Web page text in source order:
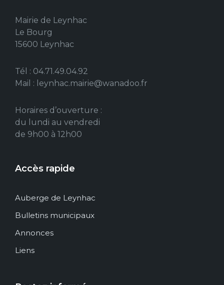
Mairie de Leynhac
Le Bourg
15600 Leynhac
Tél : 04.71.49.04.92
Mail : leynhac.mairie@wanadoo.fr
Horaires d’ouverture :
du lundi au vendredi
de 9h00 à 12h00
Accès rapide
Auberge de Leynhac
Bulletins municipaux
Annonces
Liens